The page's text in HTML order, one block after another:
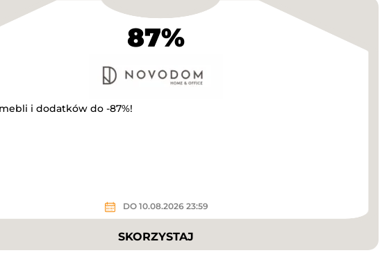
87%
i dodatków do -87%!
DO 10.08.2026 23:59
SKORZYSTAJ